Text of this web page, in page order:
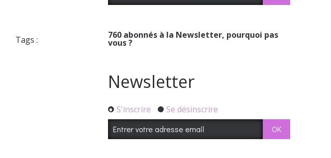
Tags :
760abonnés à la Newsletter, pourquoi pas
vous ?
Newsletter
S'inscrire Se désinscrire